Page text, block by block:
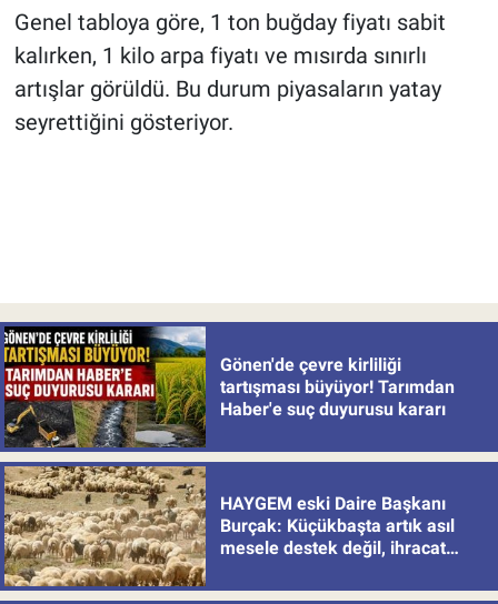
Genel tabloya göre, 1 ton buğday fiyatı sabit
kalırken, 1 kilo arpa fiyatı ve mısırda sınırlı
artışlar görüldü. Bu durum piyasaların yatay
seyrettiğini gösteriyor.
Gönen'de çevre kirliliği
tartışması büyüyor! Tarımdan
Haber'e suç duyurusu kararı
HAYGEM eski Daire Başkanı
Burçak: Küçükbaşta artık asıl
mesele destek değil, ihracat